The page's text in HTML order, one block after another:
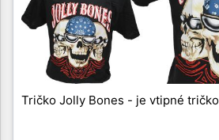
Tričko Jolly Bones - je vtipné